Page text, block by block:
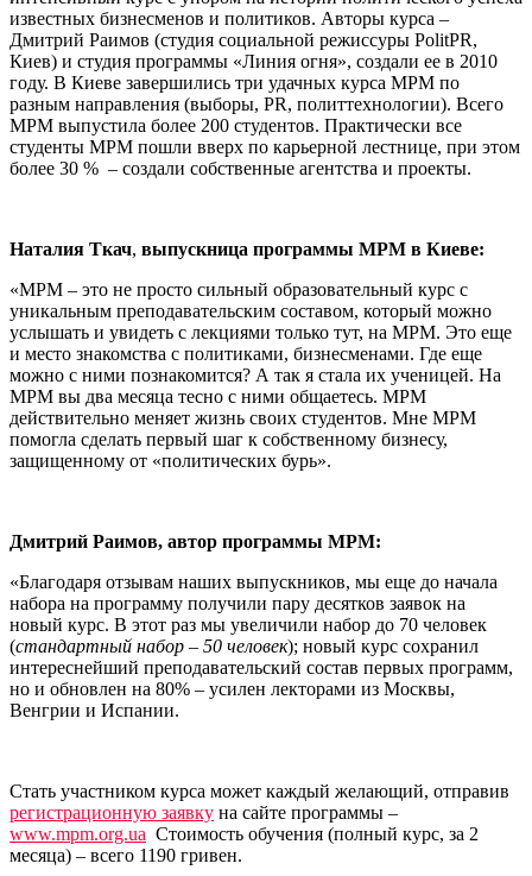
известных бизнесменов и политиков. Авторы курса –
Дмитрий Раимов (студия социальной режиссуры PolitPR,
Киев) и студия программы «Линия огня», создали ее в 2010
году. В Киеве завершились три удачных курса МРМ по
разным направления (выборы, PR, политтехнологии). Всего
МРМ выпустила более 200 студентов. Практически все
студенты МРМ пошли вверх по карьерной лестнице, при этом
более 30 % – создали собственные агентства и проекты.
Наталия Ткач, выпускница программы МРМ в Киеве:
«МРМ – это не просто сильный образовательный курс с
уникальным преподавательским составом, который можно
услышать и увидеть с лекциями только тут, на МРМ. Это еще
и место знакомства с политиками, бизнесменами. Где еще
можно с ними познакомится? А так я стала их ученицей. На
МРМ вы два месяца тесно с ними общаетесь. МРМ
действительно меняет жизнь своих студентов. Мне МРМ
помогла сделать первый шаг к собственному бизнесу,
защищенному от «политических бурь».
Дмитрий Раимов, автор программы МРМ:
«Благодаря отзывам наших выпускников, мы еще до начала
набора на программу получили пару десятков заявок на
новый курс. В этот раз мы увеличили набор до 70 человек
(стандартный набор – 50 человек); новый курс сохранил
интереснейший преподавательский состав первых программ,
но и обновлен на 80% – усилен лекторами из Москвы,
Венгрии и Испании.
Стать участником курса может каждый желающий, отправив
регистрационную заявку на сайте программы –
www.mpm.org.ua Стоимость обучения (полный курс, за 2
месяца) – всего 1190 гривен.